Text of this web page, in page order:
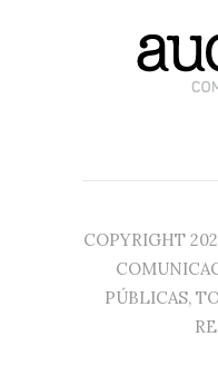
COPYRIGHT
PÚBLICAS,